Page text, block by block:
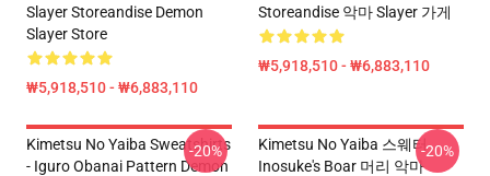
Slayer Storeandise Demon
Slayer Store
₩5,918,510 - ₩6,883,110
Storeandise 악마 Slayer 가게
₩5,918,510 - ₩6,883,110
Kimetsu No Yaiba Sweatshirts
- Iguro Obanai Pattern Demon
-20%
Kimetsu No Yaiba 스웨터
Inosuke's Boar 머리 악마
-20%